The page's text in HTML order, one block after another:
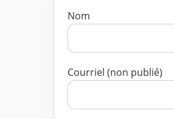
Nom
Courriel (non publié)